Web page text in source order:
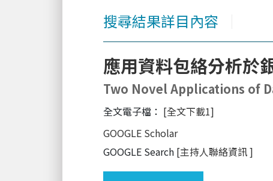
搜尋結果詳目內容
應用資料包絡分析於
Two Novel Applications of
全文電子檔： [全文下載1]
GOOGLE Scholar
GOOGLE Search [主持人聯絡資訊]